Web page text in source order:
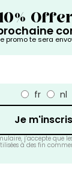
10%
promo te sera
fr nl
Je m'inscris
j’accepte que
à des fin